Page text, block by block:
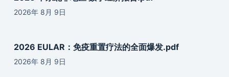
2026年 8月 9日
2026 EULAR：免疫重置疗法的全面爆发.pdf
2026年 8月 9日